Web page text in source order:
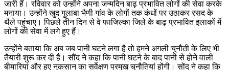
जारी हैं। रविवार को उन्होंने अपना जन्मदिन बाढ़ प्रभावित लोगों की सेवा करके
मनाया। उन्होंने खुद गुलाबा भैणी गांव के लोगों तक कंधों पर उठाकर रसद के
थैले पहुंचाए। पिछले तीन दिन से वे फाजिल्का जिले के बाढ़ प्रभावित इलाकों में
लोगों की सेवा में लगे हुए हैं।
उन्होंने बताया कि अब जब पानी घटने लगा है तो हमने अगली चुनौती के लिए भी
तैयारी शुरू कर दी है। सौंद ने कहा कि पानी घटने के बाद पानी से होने वाली
बीमारियां और हुए नुकसान का सर्वेक्षण प्रमुख चुनौतियां होंगी। सोंद ने कहा कि